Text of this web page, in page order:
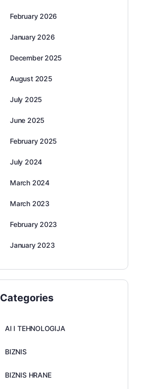
February 2026
January 2026
December 2025
August 2025
July 2025
June 2025
February 2025
July 2024
March 2024
March 2023
February 2023
January 2023
Categories
AI I TEHNOLOGIJA
BIZNIS
BIZNIS HRANE